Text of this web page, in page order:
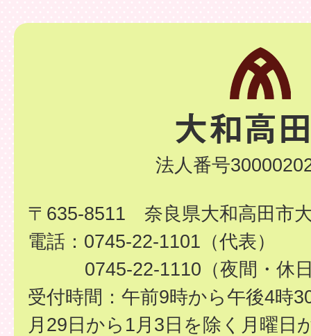
法人番号
〒635-8511 奈良県大和高田市
電話：0745-22-1101（代表）
0745-22-1110（夜間・休
受付時間：午前9時から午後4時
月29日から1月3日を除く月曜日